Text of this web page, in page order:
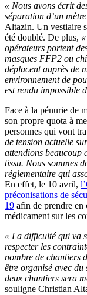
« Nous avons écrit
séparation d’un
Altazin. Un vestiaire
été doublé. De plus,
opérateurs portent
masques FFP2 ou
déplacent auprès de
environnement de
est rendu impossible
Face à la pénurie de
son propre quota à
personnes qui vont
de tension actuelle
attendions beaucoup
tissu. Nous sommes
réglementaire qui
En effet, le 10 avril,
préconisations de
19 afin de prendre en
médicament sur les
« La difficulté qui va
respecter les
nombre de chantiers
être organisé avec
deux chantiers sera
souligne Christian